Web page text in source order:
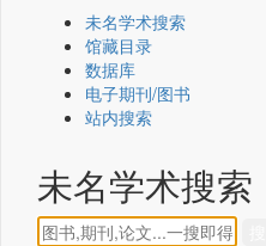
未名学术搜索
馆藏目录
数据库
电子期刊/图书
站内搜索
未名学术搜索